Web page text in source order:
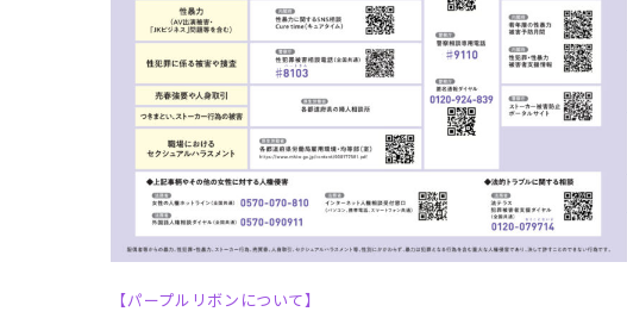
【パープルリボンについて】